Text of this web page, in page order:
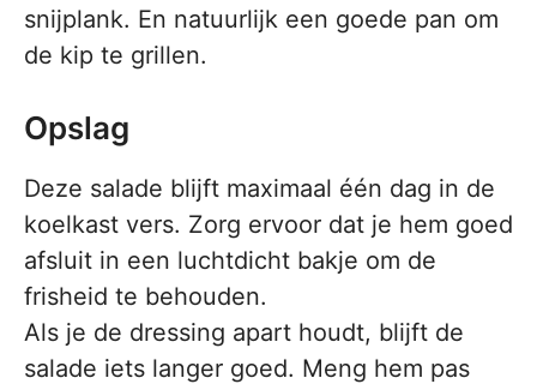
snijplank. En natuurlijk een goede pan om
de kip te grillen.
Opslag
Deze salade blijft maximaal één dag in de
koelkast vers. Zorg ervoor dat je hem goed
afsluit in een luchtdicht bakje om de
frisheid te behouden.
Als je de dressing apart houdt, blijft de
salade iets langer goed. Meng hem pas